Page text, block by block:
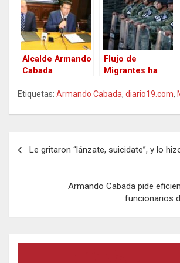
Estadounidense,
el cruce
fronterizo de
San Ysidro con
Tijuana
Juárez
Alcalde Armando
Cabada
de convenio de
Municipio y la
Estado
Flujo de
Migrantes ha
Guardia Nacional
Etiquetas: Armando Cabada, diario19.com,
g
Le gritaron “lánzate, suicidate”, y lo
Armando Cabada pide
funcionarios